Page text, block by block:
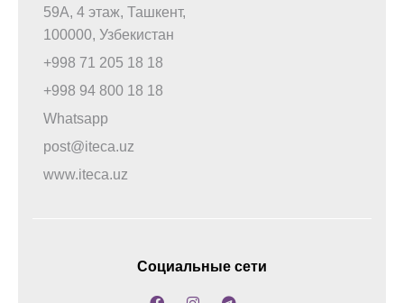
59А, 4 этаж, Ташкент,
100000, Узбекистан
+998 71 205 18 18
+998 94 800 18 18
Whatsapp
post@iteca.uz
www.iteca.uz
Социальные сети